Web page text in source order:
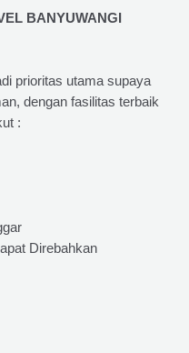
BANYUWANGI
prioritas utama supaya
dengan fasilitas terbaik
:
Direbahkan